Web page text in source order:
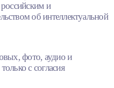
и
об интеллектуальной
фото, аудио и
с согласия